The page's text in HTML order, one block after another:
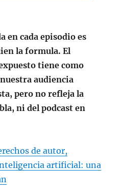
en cada episodio es
la formula. El
tiene como
audiencia
pero no refleja la
ni del podcast en
de autor,
artificial: una